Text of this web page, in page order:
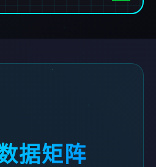
据矩阵